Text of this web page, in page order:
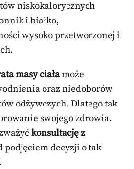
niskokalorycznych
i białko,
wysoko przetworzonej i
masy ciałamoże
oraz niedoborów
odżywczych. Dlatego tak
swojego zdrowia.
konsultację z
podjęciem decyzji o tak